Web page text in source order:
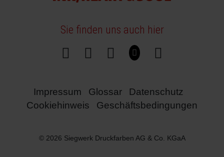
Sie finden uns auch hier
Impressum Glossar
Datenschutz
Cookiehinweis
Geschäftsbedingungen
© 2026 Siegwerk Druckfarben AG & Co. KGaA